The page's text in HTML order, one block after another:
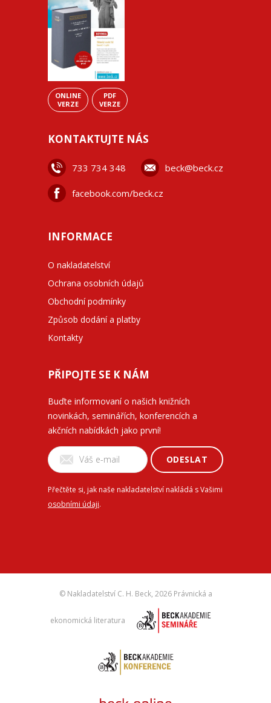
ONLINE
VERZE
PDF
VERZE
KONTAKTUJTE NÁS
733 734 348 beck@beck.cz
facebook.com/beck.cz
INFORMACE
O nakladatelství
Ochrana osobních údajů
Obchodní podmínky
Způsob dodání a platby
Kontakty
PŘIPOJTE SE K NÁM
Buďte informovaní o našich knižních
novinkách, seminářích, konferencích a
akčních nabídkách jako první!
ODESLAT
Přečtěte si, jak naše nakladatelství nakládá s Vašimi
osobními údaji.
© Nakladatelství C. H. Beck, 2026 Právnická a
ekonomická literatura